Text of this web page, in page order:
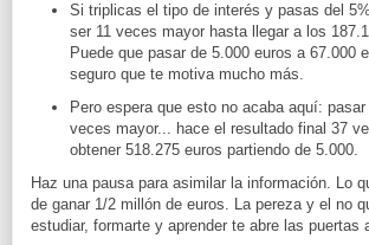
Si triplicas el tipo de interés y pasas del
ser 11 veces mayor hasta llegar a los
Puede que pasar de 5.000 euros a 67.000
seguro que te motiva mucho más.
Pero espera que esto no acaba aquí:
veces mayor... hace el resultado final 37
obtener 518.275 euros partiendo de 5.000.
Haz una pausa para asimilar la información. Lo
de ganar 1/2 millón de euros. La pereza y el no
estudiar, formarte y aprender te abre las puertas